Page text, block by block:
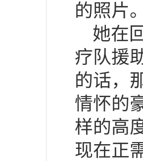
的照片
她在
疗队援
的话，
情怀的
样的高
现在正